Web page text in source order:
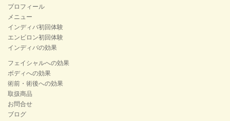
プロフィール
メニュー
インディバ初回体験
エンビロン初回体験
インディバの効果
フェイシャルへの効果
ボディへの効果
術前・術後への効果
取扱商品
お問合せ
ブログ